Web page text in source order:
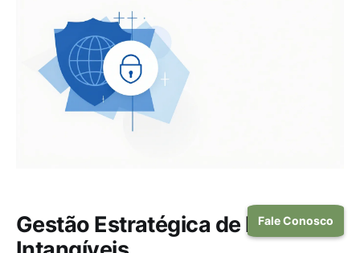
Gestão Estratégica de BensFale Conosco